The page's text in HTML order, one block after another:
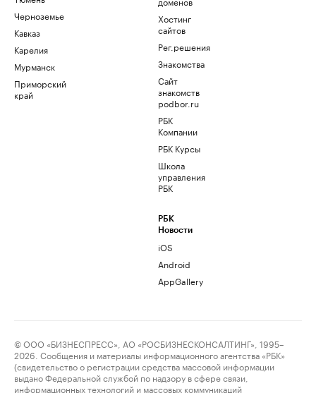
Черноземье
Кавказ
Карелия
Мурманск
Приморский
край
Хостинг
сайтов
Рег.решения
Знакомства
Сайт
знакомств
podbor.ru
РБК
Компании
РБК Курсы
Школа
управления
РБК
РБК
Новости
iOS
Android
AppGallery
© ООО «БИЗНЕСПРЕСС», АО «РОСБИЗНЕСКОНСАЛТИНГ», 1995–
2026. Сообщения и материалы информационного агентства «РБК»
(свидетельство о регистрации средства массовой информации
выдано Федеральной службой по надзору в сфере связи,
информационных технологий и массовых коммуникаций